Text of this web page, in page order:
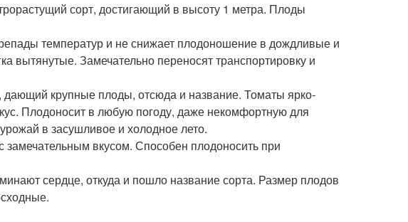
сорт, достигающий в высоту 1 метра. Плоды
температур и не снижает плодоношение в дождливые и
вытянутые. Замечательно переносят транспортировку и
крупные плоды, отсюда и название. Томаты ярко-
Плодоносит в любую погоду, даже некомфортную для
в засушливое и холодное лето.
вкусом. Способен плодоносить при
сердце, откуда и пошло название сорта. Размер плодов